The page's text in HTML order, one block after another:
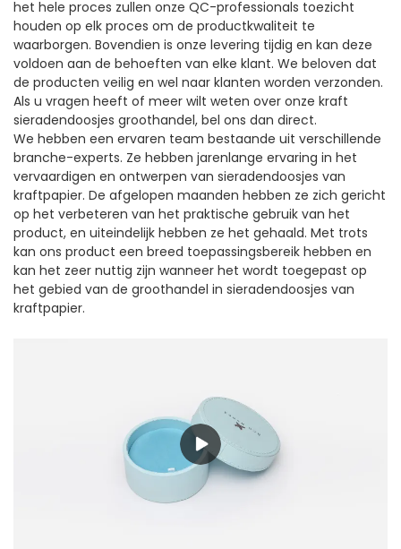
het hele proces zullen onze QC-professionals toezicht
houden op elk proces om de productkwaliteit te
waarborgen. Bovendien is onze levering tijdig en kan deze
voldoen aan de behoeften van elke klant. We beloven dat
de producten veilig en wel naar klanten worden verzonden.
Als u vragen heeft of meer wilt weten over onze kraft
sieradendoosjes groothandel, bel ons dan direct.
We hebben een ervaren team bestaande uit verschillende
branche-experts. Ze hebben jarenlange ervaring in het
vervaardigen en ontwerpen van sieradendoosjes van
kraftpapier. De afgelopen maanden hebben ze zich gericht
op het verbeteren van het praktische gebruik van het
product, en uiteindelijk hebben ze het gehaald. Met trots
kan ons product een breed toepassingsbereik hebben en
kan het zeer nuttig zijn wanneer het wordt toegepast op
het gebied van de groothandel in sieradendoosjes van
kraftpapier.